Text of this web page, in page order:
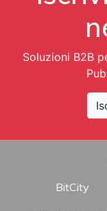
Soluzioni B2B
BitCity